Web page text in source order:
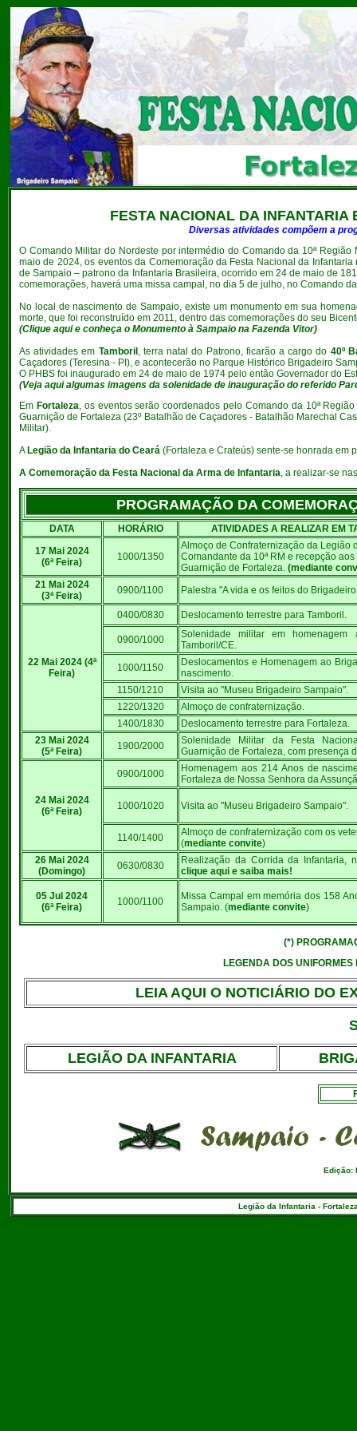
FESTA NACIONAL DA INFANTARIA
Diversas atividades compõem a
O Comando Militar do Nordeste por intermédio do Comando da 10ª
maio de 2024, os eventos da Comemoração da Festa Nacional da
de Sampaio – patrono da Infantaria Brasileira, ocorrido em 24 de maio de
comemorações, haverá uma missa campal, no dia 5 de julho, no Comando
No local de nascimento de Sampaio, existe um monumento em sua
morte, que foi reconstruído em 2011, dentro das comemorações do seu
(Clique aqui e conheça o Monumento à Sampaio na Fazenda Vitor)
As atividades em Tamboril , terra natal do Patrono, ficarão a cargo do 40º
Caçadores (Teresina - PI), e acontecerão no Parque Histórico Brigadeiro
O PHBS foi inaugurado em 24 de maio de 1974 pelo então Governador do
(Veja aqui algumas imagens da solenidade de inauguração do referido
Em Fortaleza, os eventos serão coordenados pelo Comando da 10ª
Guarnição de Fortaleza (23º Batalhão de Caçadores - Batalhão Marechal
Militar).
A Legião da Infantaria do Ceará (Fortaleza e Crateús) sente-se honrada em
A Comemoração da Festa Nacional da Arma de Infantaria, a realizar-se
PROGRAMAÇÃO DA
DATA HORÁRIO
ATIVIDADES A REALIZAR EM
17 Mai 2024
(6ª Feira)
1000/1350
Almoço de Confraternização da Legião
Comandante da 10ª RM e recepção
Guarnição de Fortaleza. (mediante
21 Mai 2024
(3ª Feira)
0900/1100 Palestra "A vida e os feitos do
22 Mai 2024 (4ª
Feira)
0400/0830 Deslocamento terrestre para Tamboril.
0900/1000
Solenidade militar em
Tamboril/CE.
1000/1150
Deslocamentos e Homenagem ao
nascimento.
1150/1210
Visita ao "Museu Brigadeiro Sampaio".
1220/1320
Almoço de confraternização.
1400/1830
Deslocamento terrestre para Fortaleza.
23 Mai 2024
(5ª Feira)
1900/2000
Solenidade Militar da Festa
Guarnição de Fortaleza, com presença
24 Mai 2024
(6ª Feira)
0900/1000
Homenagem aos 214 Anos de
Fortaleza de Nossa Senhora da
1000/1020 Visita ao "Museu Brigadeiro Sampaio".
1140/1400
Almoço de confraternização com os
(mediante convite)
26 Mai 2024
(Domingo)
0630/0830
Realização da Corrida da Infantaria,
clique aqui e saiba mais!
05 Jul 2024
(6ª Feira)
1000/1100
Missa Campal em memória dos 158
Sampaio. (mediante convite)
(*)
LEGENDA DOS
LEIA AQUI O NOTICIÁRIO DO
LEGIÃO DA INFANTARIA
Edição:
Legião da Infantaria -